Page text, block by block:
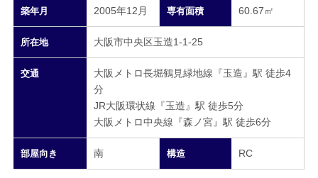
築年月 2005年12月 専有面積 60.67㎡
所在地 大阪市中央区玉造1-1-25
交通
大阪メトロ長堀鶴見緑地線『玉造』駅 徒歩4
分
JR大阪環状線『玉造』駅 徒歩5分
大阪メトロ中央線『森ノ宮』駅 徒歩6分
部屋向き 南 構造 RC